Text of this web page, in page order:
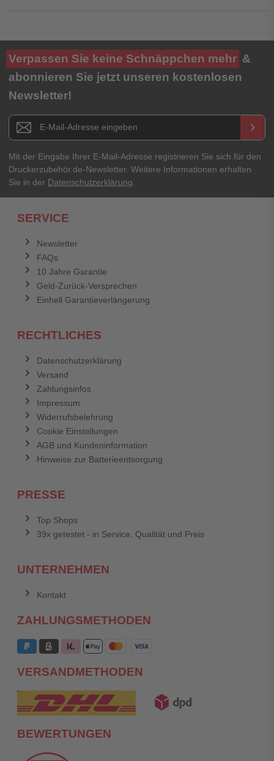
Ihre Bewertung**
★★★★★
Titel**
E-Mail-Adresse
Ihr Passwort
Verpassen Sie keine Schnäppchen mehr &
abonnieren Sie jetzt unseren kostenlosen
Newsletter!
Newsletter E-Mail Adresse keyboard_arrow_right
Mit der Eingabe Ihrer E-Mail-Adresse registrieren Sie sich für den
Druckerzubehör.de-Newsletter. Weitere Informationen erhalten
Sie in der Datenschutzerklärung
SERVICE
Newsletter
FAQs
10 Jahre Garantie
Geld-Zurück-Versprechen
Einhell Garantieverlängerung
RECHTLICHES
Datenschutzerklärung
Versand
Zahlungsinfos
Impressum
Widerrufsbelehrung
Cookie Einstellungen
AGB und Kundeninformation
Hinweise zur Batterieentsorgung
PRESSE
Top Shops
39x getestet - in Service, Qualität und Preis
UNTERNEHMEN
Kontakt
ZAHLUNGSMETHODEN
VERSANDMETHODEN
BEWERTUNGEN